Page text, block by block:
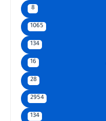
8
1065
134
16
28
2954
134